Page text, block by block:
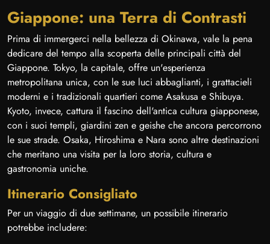
Giappone: una Terra di Contrasti
Prima di immergerci nella bellezza di Okinawa, vale la pena
dedicare del tempo alla scoperta delle principali città del
Giappone. Tokyo, la capitale, offre un'esperienza
metropolitana unica, con le sue luci abbaglianti, i grattacieli
moderni e i tradizionali quartieri come Asakusa e Shibuya.
Kyoto, invece, cattura il fascino dell'antica cultura giapponese,
con i suoi templi, giardini zen e geishe che ancora percorrono
le sue strade. Osaka, Hiroshima e Nara sono altre destinazioni
che meritano una visita per la loro storia, cultura e
gastronomia uniche.
Itinerario Consigliato
Per un viaggio di due settimane, un possibile itinerario
potrebbe includere: